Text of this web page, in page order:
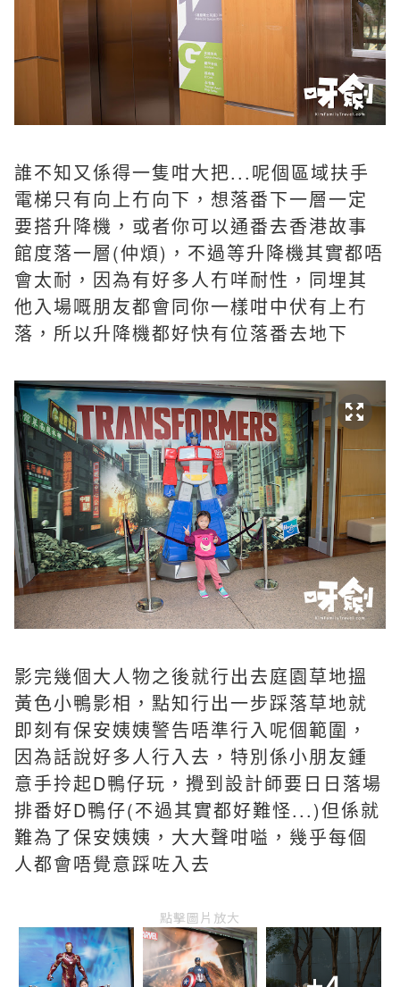
誰不知又係得一隻咁大把...呢個區域扶手
電梯只有向上冇向下，想落番下一層一定
要搭升降機，或者你可以通番去香港故事
館度落一層(仲煩)，不過等升降機其實都唔
會太耐，因為有好多人冇咩耐性，同埋其
他入場嘅朋友都會同你一樣咁中伏有上冇
落，所以升降機都好快有位落番去地下
影完幾個大人物之後就行出去庭園草地搵
黃色小鴨影相，點知行出一步踩落草地就
即刻有保安姨姨警告唔準行入呢個範圍，
因為話說好多人行入去，特別係小朋友鍾
意手拎起D鴨仔玩，攪到設計師要日日落場
排番好D鴨仔(不過其實都好難怪...)但係就
難為了保安姨姨，大大聲咁嗌，幾乎每個
人都會唔覺意踩咗入去
點擊圖片放大